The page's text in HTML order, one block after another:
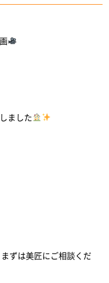
ました
ずは美匠にご相談くだ